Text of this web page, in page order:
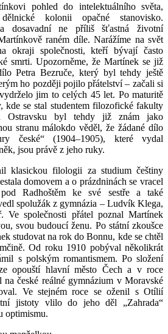
pohled do intelektuálního světa,
kolonii opačné stanovisko.
a dosavadní ne příliš šťastná životní
raném díle. Narážíme na svět
okraji společnosti, kteří bývají často
smrti. Upozorněme, že Martínek se již
Petra Bezruče, který byl tehdy ještě
ho později pojilo přátelství – začali si
jim to celých 45 let. Po maturitě
kde se stal studentem filozofické fakulty
Ostravsku byl tehdy již znám jako
stranu málokdo věděl, že žádané dílo
české“ (1904–1905), které vydal
jsou právě z jeho ruky.
klasickou filologii za studium češtiny
domovem a o prázdninách se vracel
Radhoštěm ke své sestře a také
spolužák z gymnázia – Ludvík Klega,
Ve společnosti přátel poznal Martínek
svou budoucí ženu. Po státní zkoušce
studovat na rok do Bonnu, kde se chtěl
Od roku 1910 pobýval několikrát
s polským romantismem. Po složení
opouští hlavní město Čech a v roce
české reálné gymnázium v Moravské
Ve stejném roce se oženil s Otílií
jistoty vlilo do jeho děl „Zahrada“
optimismu.